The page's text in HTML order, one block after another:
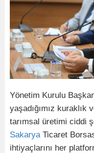
Yönetim Kurulu
yaşadığımız kuraklık
tarımsal üretimi ciddi
SakaryaTicaret
ihtiyaçlarını her